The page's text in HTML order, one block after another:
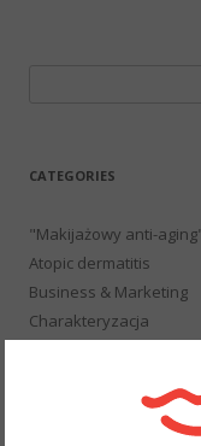
CATEGORIES
"Makijażowy anti-
Atopic dermatitis
Business & Marketing
Charakteryzacja
History of fashion and
Beauty and Fashion